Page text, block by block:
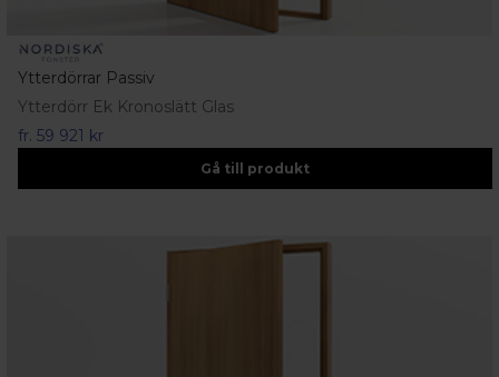
Ytterdörrar Passiv
Ytterdörr Ek Kronoslätt Glas
fr. 59 921 kr
Gå till produkt